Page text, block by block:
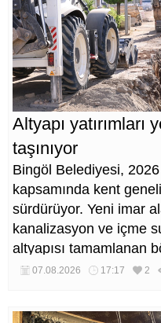
Altyapı yatırımları
taşınıyor
Bingöl Belediyesi, 2026
kapsamında kent
sürdürüyor. Yeni imar
kanalizasyon ve içme
altyapısı tamamlanan
düzenlemeleri de eş
07.08.2026 17:17 2